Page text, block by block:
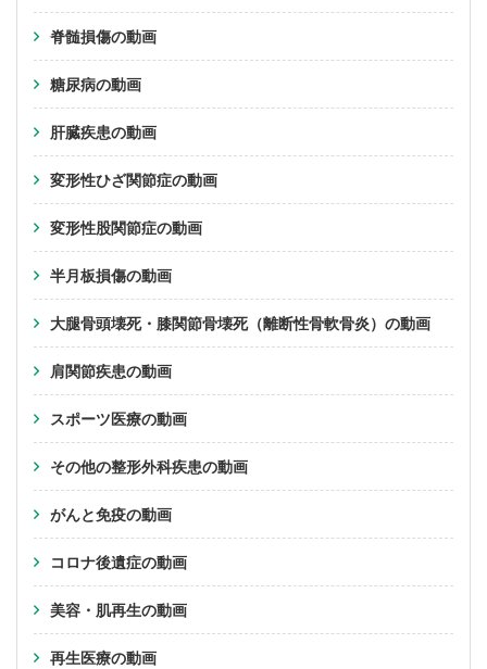
脊髄損傷の動画
糖尿病の動画
肝臓疾患の動画
変形性ひざ関節症の動画
変形性股関節症の動画
半月板損傷の動画
大腿骨頭壊死・膝関節骨壊死（離断性骨軟骨炎）の動画
肩関節疾患の動画
スポーツ医療の動画
その他の整形外科疾患の動画
がんと免疫の動画
コロナ後遺症の動画
美容・肌再生の動画
再生医療の動画